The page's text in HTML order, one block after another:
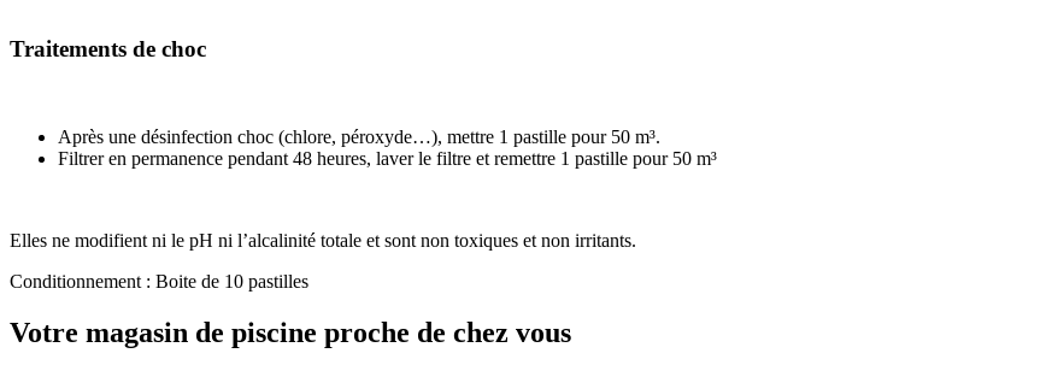
Traitements de choc
Après une désinfection choc (chlore, péroxyde…), mettre 1 pastille pour 50 m³.
Filtrer en permanence pendant 48 heures, laver le filtre et remettre 1 pastille pour 50 m³
Elles ne modifient ni le pH ni l’alcalinité totale et sont non toxiques et non irritants.
Conditionnement : Boite de 10 pastilles
Votre magasin de piscine proche de chez vous